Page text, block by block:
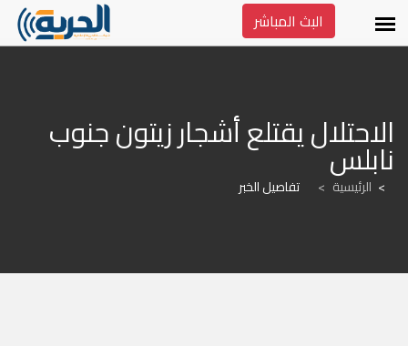
البث المباشر
نابلس
الرئيسية > تفاصيل الخبر